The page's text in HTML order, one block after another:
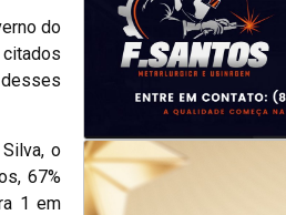
do
citados
o
67%
1 em